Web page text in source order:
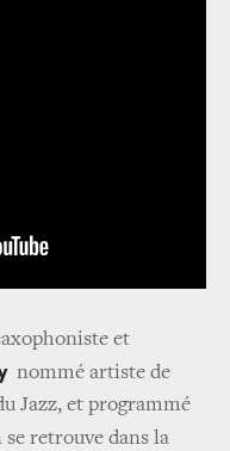
et
nommé artiste de
Jazz, et programmé
se retrouve dans la